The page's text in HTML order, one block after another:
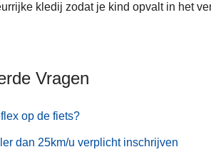
kledij zodat je kind opvalt in het
Vragen
op de fiets?
dan 25km/u verplicht inschrijven